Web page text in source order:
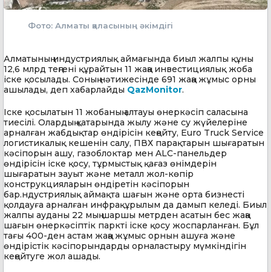
Фото: Алматы қаласының әкімдігі
Алматының индустриялық аймағында биыл жалпы құны
12,6 млрд теңгені құрайтын 11 жаңа инвестициялық жоба
іске қосылады. Соның нәтижесінде 691 жаңа жұмыс орны
ашылады, деп хабарлайды QazMonitor.
Іске қосылатын 11 жобаның алтауы өнеркәсіп саласына
тиесілі. Олардың қатарында жылу және су жүйелеріне
арналған жабдықтар өндірісін кеңейту, Euro Truck Service
логистикалық кешенін салу, ПВХ парақтарын шығаратын
кәсіпорын ашу, газоблоктар мен ALC-панельдер
өндірісін іске қосу, тұрмыстық қағаз өнімдерін
шығаратын зауыт және металл жол-көпір
конструкцияларын өндіретін кәсіпорын
бар.ндустриялық аймақта шағын және орта бизнесті
қолдауға арналған инфрақұрылым да дамып келеді. Биыл
жалпы ауданы 22 мың шаршы метрден асатын бес жаңа
шағын өнеркәсіптік паркті іске қосу жоспарланған. Бұл
тағы 400-ден астам жаңа жұмыс орнын ашуға және
өндірістік кәсіпорындарды орналастыру мүмкіндігін
кеңейтуге жол ашады.